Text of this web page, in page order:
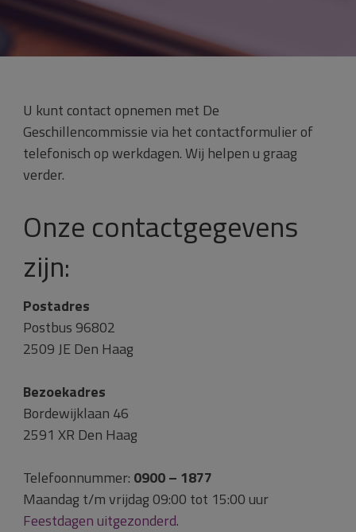
U kunt contact opnemen met De
Geschillencommissie via het contactformulier of
telefonisch op werkdagen. Wij helpen u graag
verder.
Onze contactgegevens
zijn:
Postadres
Postbus 96802
2509 JE Den Haag
Bezoekadres
Bordewijklaan 46
2591 XR Den Haag
Telefoonnummer: 0900 – 1877
Maandag t/m vrijdag 09:00 tot 15:00 uur
Feestdagen uitgezonderd.